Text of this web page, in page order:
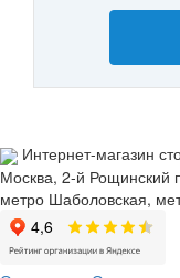
Интернет-магазин
Москва, 2-й Рощинский
метро Шаболовская,